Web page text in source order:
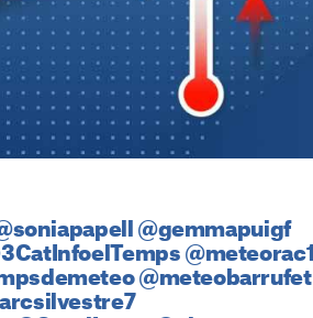
@gemmapuigf
@meteorac1
@meteobarrufet